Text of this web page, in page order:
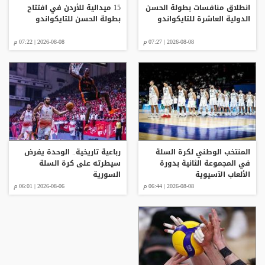
انطلاق منافسات بطولة الحسن
الدولية العاشرة للتايكواندو
2026-08-08 | 07:27 م
15 ميدالية للأردن في افتتاح
بطولة الحسن للتايكواندو
2026-08-08 | 07:22 م
المنتخب الوطني لكرة السلة
في المجموعة الثانية بدورة
الألعاب الآسيوية
2026-08-08 | 06:44 م
رباعية تاريخية.. الوحدة يفرض
سيطرته على كرة السلة
السورية
2026-08-06 | 06:01 م